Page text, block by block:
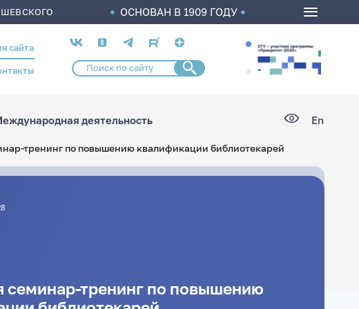
ОСНОВАН В 1909 ГОДУ
сайта
Социальные
сети
деятельность En
тренинг по повышению квалификации библиотекарей
семинар-тренинг по повышению